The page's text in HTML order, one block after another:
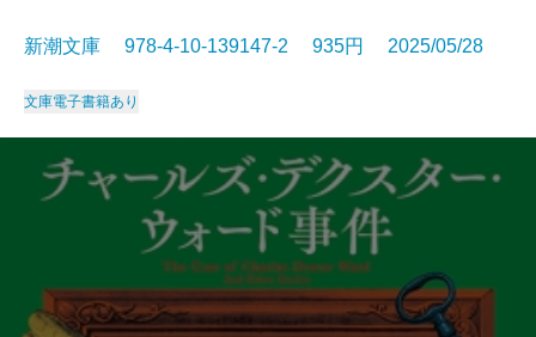
新潮文庫 978-4-10-139147-2 935円 2025/05/28
文庫電子書籍あり